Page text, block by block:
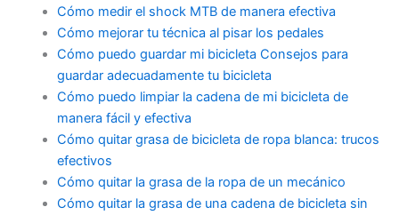
Cómo medir el shock MTB de manera efectiva
Cómo mejorar tu técnica al pisar los pedales
Cómo puedo guardar mi bicicleta Consejos para
guardar adecuadamente tu bicicleta
Cómo puedo limpiar la cadena de mi bicicleta de
manera fácil y efectiva
Cómo quitar grasa de bicicleta de ropa blanca: trucos
efectivos
Cómo quitar la grasa de la ropa de un mecánico
Cómo quitar la grasa de una cadena de bicicleta sin